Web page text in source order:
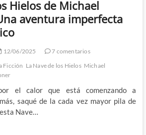
Hielos de Michael
aventura imperfecta
12/06/2025
7 comentarios
Ficción La Nave de los Hielos Michael
el calor que está comenzando a
saqué de la cada vez mayor pila de
Nave…